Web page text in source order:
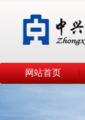
网站首页